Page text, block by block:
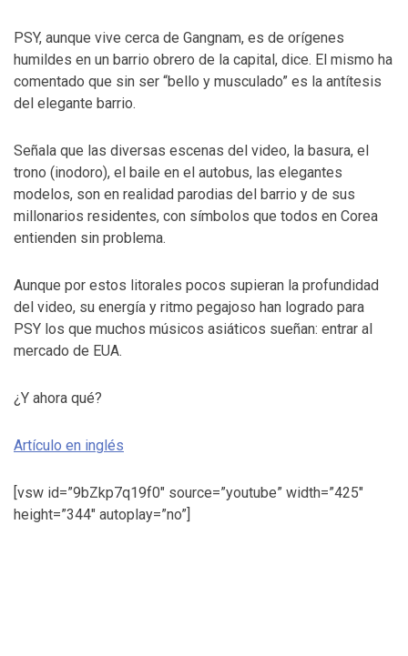
PSY, aunque vive cerca de Gangnam, es de orígenes
humildes en un barrio obrero de la capital, dice. El mismo ha
comentado que sin ser “bello y musculado” es la antítesis
del elegante barrio.
Señala que las diversas escenas del video, la basura, el
trono (inodoro), el baile en el autobus, las elegantes
modelos, son en realidad parodias del barrio y de sus
millonarios residentes, con símbolos que todos en Corea
entienden sin problema.
Aunque por estos litorales pocos supieran la profundidad
del video, su energía y ritmo pegajoso han logrado para
PSY los que muchos músicos asiáticos sueñan: entrar al
mercado de EUA.
¿Y ahora qué?
Artículo en inglés
[vsw id=”9bZkp7q19f0″ source=”youtube” width=”425″
height=”344″ autoplay=”no”]